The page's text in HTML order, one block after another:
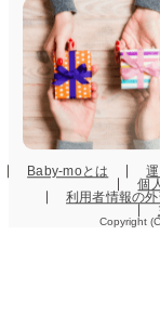
Baby-moとは
個
利用者情報の
Copyright